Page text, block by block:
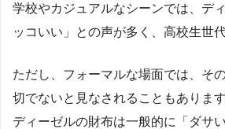
学校やカジュアルなシーンでは、デ
ッコいい」との声が多く、高校生世
ただし、フォーマルな場面では、そ
切でないと見なされることもありま
ディーゼルの財布は一般的に「ダサ